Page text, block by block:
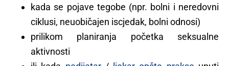
kada se pojave tegobe (npr. bolni i neredovni
ciklusi, neuobičajen iscjedak, bolni odnosi)
prilikom planiranja početka seksualne
aktivnosti